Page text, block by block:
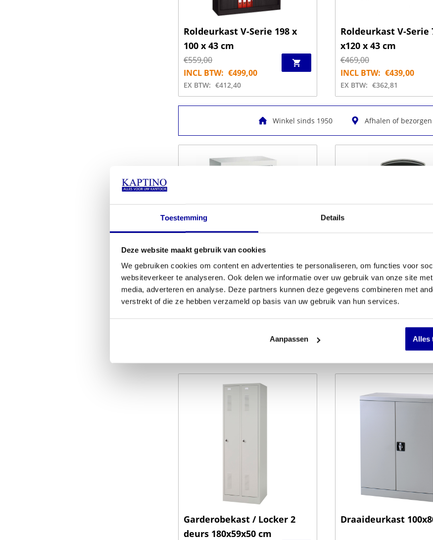
Toestemming Details
Deze website maakt gebruik van cookies
We gebruiken cookies om content en advertenties te personaliseren, om functies voor
websiteverkeer te analyseren. Ook delen we informatie over uw gebruik van onze site
media, adverteren en analyse. Deze partners kunnen deze gegevens combineren met
verstrekt of die ze hebben verzameld op basis van uw gebruik van hun services.
Aanpassen Alles
Roldeurkast V-Serie 198 x
100 x 43 cm
€559,00
INCL BTW: €499,00
EX BTW: €412,40
Roldeurkast V-Serie
x120 x 43 cm
€469,00
INCL BTW: €439,00
EX BTW: €362,81
Winkel sinds 1950 Afhalen of bezorgen
ORGAMI mini lockerkast
HFS 10 vaks
INCL BTW: €678,00
Kilitronik MiniK10
Lockerslot
INCL BTW: €73,90
Garderobekast / Locker 2
deurs 180x59x50 cm
Draaideurkast